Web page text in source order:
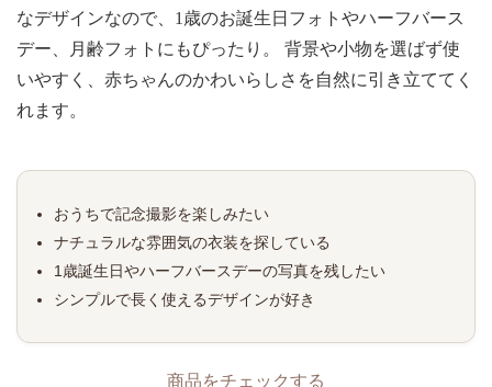
なデザインなので、1歳のお誕生日フォトやハーフバース
デー、月齢フォトにもぴったり。 背景や小物を選ばず使
いやすく、赤ちゃんのかわいらしさを自然に引き立ててく
れます。
おうちで記念撮影を楽しみたい
ナチュラルな雰囲気の衣装を探している
1歳誕生日やハーフバースデーの写真を残したい
シンプルで長く使えるデザインが好き
商品をチェックする